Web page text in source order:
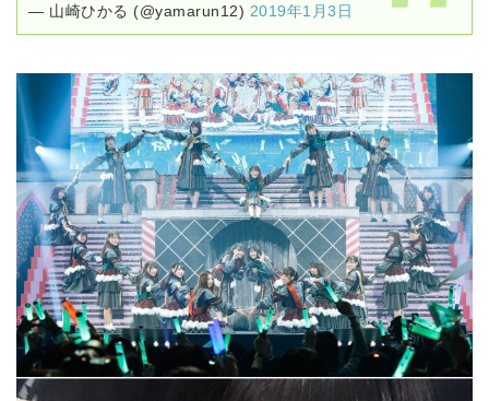
— 山崎ひかる (@yamarun12) 2019年1月3日